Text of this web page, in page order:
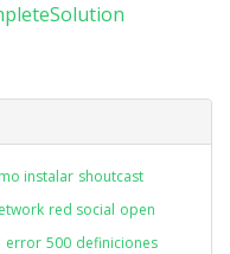
instalar shoutcast
red social open
error 500 definiciones